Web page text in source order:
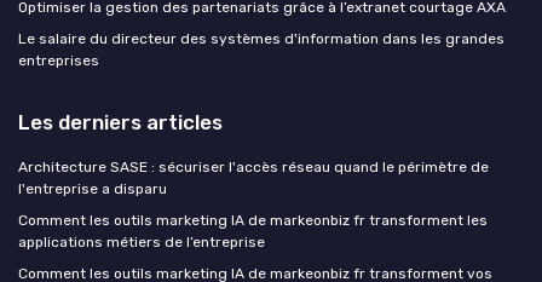
Optimiser la gestion des partenariats grâce à l’extranet courtage AXA
Le salaire du directeur des systèmes d'information dans les grandes
entreprises
Les derniers articles
Architecture SASE : sécuriser l'accès réseau quand le périmètre de
l'entreprise a disparu
Comment les outils marketing IA de markeonbiz fr transforment les
applications métiers de l’entreprise
Comment les outils marketing IA de markeonbiz fr transforment vos